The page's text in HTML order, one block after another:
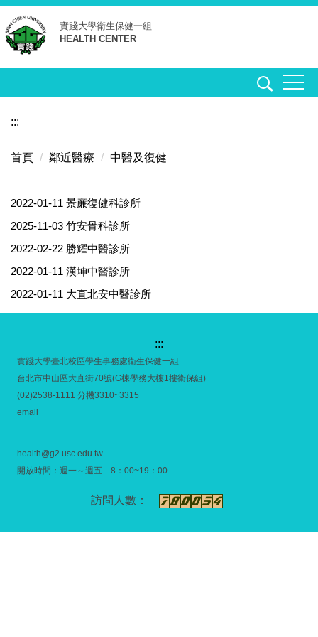
跳
到
主
要
區
實踐大學衛生保健一組
HEALTH CENTER
:::
首頁 鄰近醫療 中醫及復健
2022-01-11 景亷復健科診所
2025-11-03 竹安骨科診所
2022-02-22 勝耀中醫診所
2022-01-11 漢坤中醫診所
2022-01-11 大直北安中醫診所
:::
實踐大學臺北校區學生事務處衛生保健一組
台北市中山區大直街70號(G棟學務大樓1樓衛保組)
(02)2538-1111 分機3310~3315
email
：
health@g2.usc.edu.tw
開放時間：週一～週五 8：00~19：00